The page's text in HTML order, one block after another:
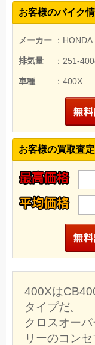
お客様のバイク
メーカー ：HONDA
排気量 ：251-
車種 ：400X
お客様の買取査
400Xは
タイプだ。
クロスオー
リーのコン